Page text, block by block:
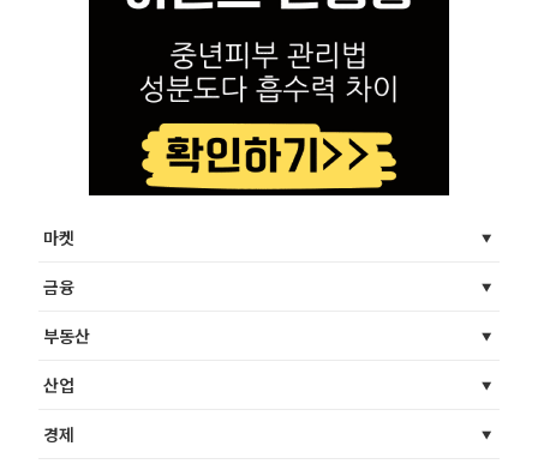
마켓
금융
부동산
산업
경제